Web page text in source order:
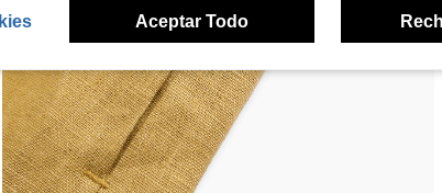
Aceptar Todo